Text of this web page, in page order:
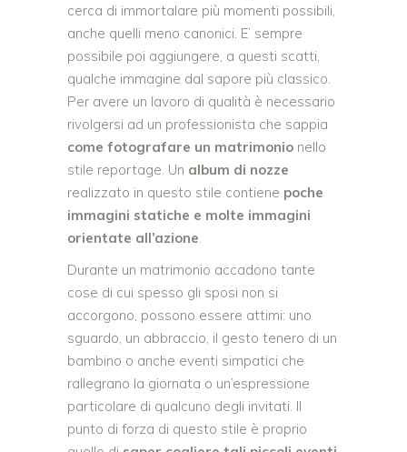
cerca di immortalare più momenti possibili,
anche quelli meno canonici. E’ sempre
possibile poi aggiungere, a questi scatti,
qualche immagine dal sapore più classico.
Per avere un lavoro di qualità è necessario
rivolgersi ad un professionista che sappia
come fotografare un matrimonio nello
stile reportage. Un album di nozze
realizzato in questo stile contiene poche
immagini statiche e molte immagini
orientate all’azione.
Durante un matrimonio accadono tante
cose di cui spesso gli sposi non si
accorgono, possono essere attimi: uno
sguardo, un abbraccio, il gesto tenero di un
bambino o anche eventi simpatici che
rallegrano la giornata o un’espressione
particolare di qualcuno degli invitati. Il
punto di forza di questo stile è proprio